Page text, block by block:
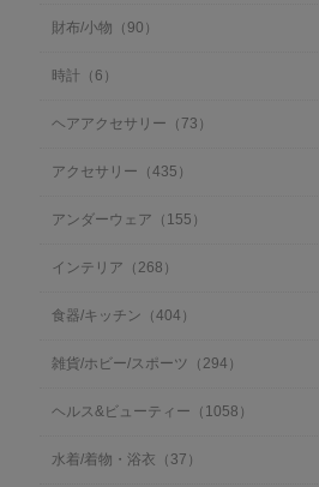
財布/小物（90）
時計（6）
ヘアアクセサリー（73）
アクセサリー（435）
アンダーウェア（155）
インテリア（268）
食器/キッチン（404）
雑貨/ホビー/スポーツ（294）
ヘルス&ビューティー（1058）
水着/着物・浴衣（37）